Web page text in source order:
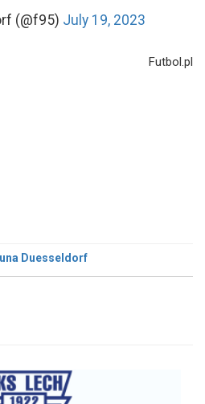
(@f95) July 19, 2023
Futbol.pl
Duesseldorf